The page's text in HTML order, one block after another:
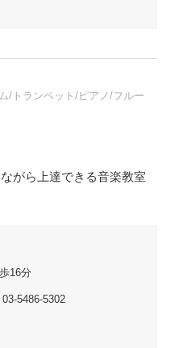
/トランペット/ピアノ/フルー
がら上達できる音楽教室
16分
5486-5302